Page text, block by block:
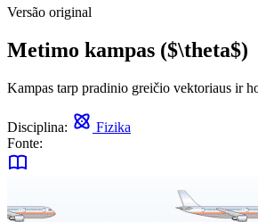
Versão original
Metimo kampas ($\theta$)
Kampas tarp pradinio greičio vektoriaus ir
Disciplina:
Fizika
Fonte: